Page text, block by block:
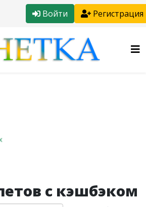
Войти Регистрация
с кэшбэком